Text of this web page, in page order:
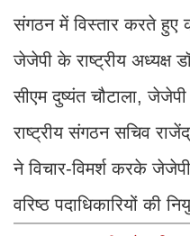
संगठन में विस्तार करते हुए
जेजेपी के राष्ट्रीय अध्यक्ष
सीएम दुष्यंत चौटाला,
राष्ट्रीय संगठन सचिव
ने विचार-विमर्श करके
वरिष्ठ पदाधिकारियों की